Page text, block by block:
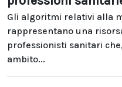
Gli algoritmi relativi alla
rappresentano una
professionisti sanitari
ambito...